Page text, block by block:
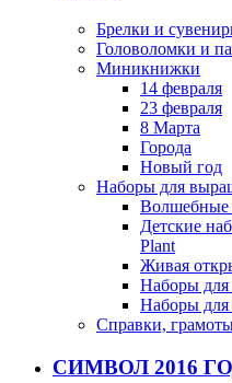
Брелки и
Головоломки и
Миникнижки
14 февраля
23 февраля
8 Марта
Города
Новый год
Наборы для
Волшебные
Детские
Plant
Живая
Наборы
Наборы
Справки,
СИМВОЛ 2016